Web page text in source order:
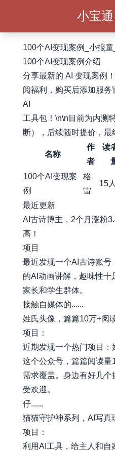
小宝
100个AI变现案例_小报童_
100个AI变现案例介绍
分享最新的 AI 变现案例
阅福利，购买后添加服
AI
工具包！\n\n目前为内测
断），后续随时提价，最
名称
作
者
读
100个AI变现案
例
格
雷
15人
最近更新
AI古诗博主，2个月涨粉
高！
项目
最近发现一个AI古诗账号
的AI动画讲解，趣味性十
家长和学生群体。
接触自媒体的......
姓氏头像，篇篇10万+阅
项目：
近期发现一个热门项目：
这个公众号，篇篇阅读
需求覆盖。身边有好几
受欢迎。
仔......
猫猫守护神系列，AI写真
项目：
利用AI工具，给主人和自